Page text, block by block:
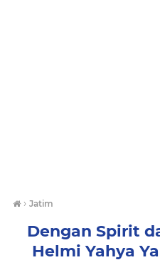
› Jatim
Dengan Spirit
Helmi Yahya